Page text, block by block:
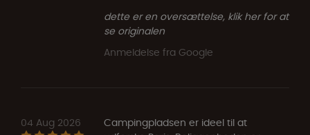
dette er en oversættelse, klik her for at
se originalen
Anmeldelse fra Google
04 Aug 2026
Campingpladsen er ideel til at